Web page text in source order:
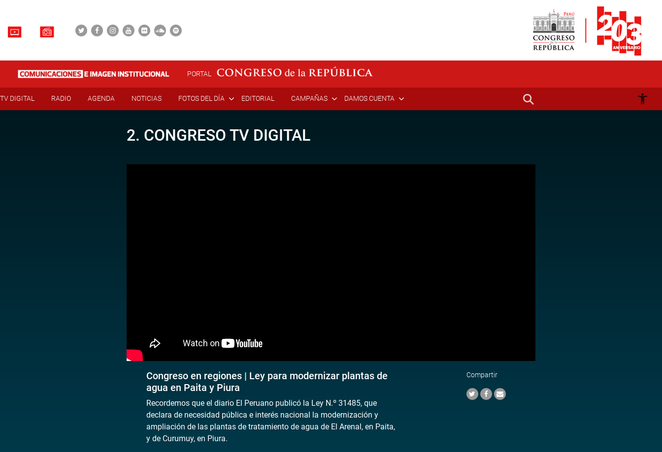
PORTAL
TV DIGITAL RADIO AGENDA NOTICIAS FOTOS DEL DÍA EDITORIAL CAMPAÑAS DAMOS CUENTA
2. CONGRESO TV DIGITAL
Congreso en regiones | Ley para modernizar plantas de
agua en Paita y Piura
Recordemos que el diario El Peruano publicó la Ley N.º 31485, que
declara de necesidad pública e interés nacional la modernización y
ampliación de las plantas de tratamiento de agua de El Arenal, en Paita,
y de Curumuy, en Piura.
Compartir